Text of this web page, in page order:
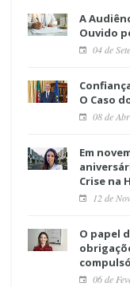
A
Ouvido
04 de
O Caso
08 de
Em
Crise na
12 de
O papel
06 de